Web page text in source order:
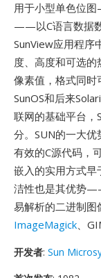
用于小型单色位
——以C语言数据
SunView应用程序
度、高度和可选
像素值，格式同
SunOS和后来
联网的基础平台，
分。SUN的一大
有效的C源代码，
嵌入的实用方式早
洁性也是其优势
易解析的二进制图
ImageMagick、
开发者: Sun